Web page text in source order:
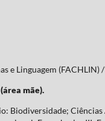
Linguagem
mãe).
Biodiversidade;